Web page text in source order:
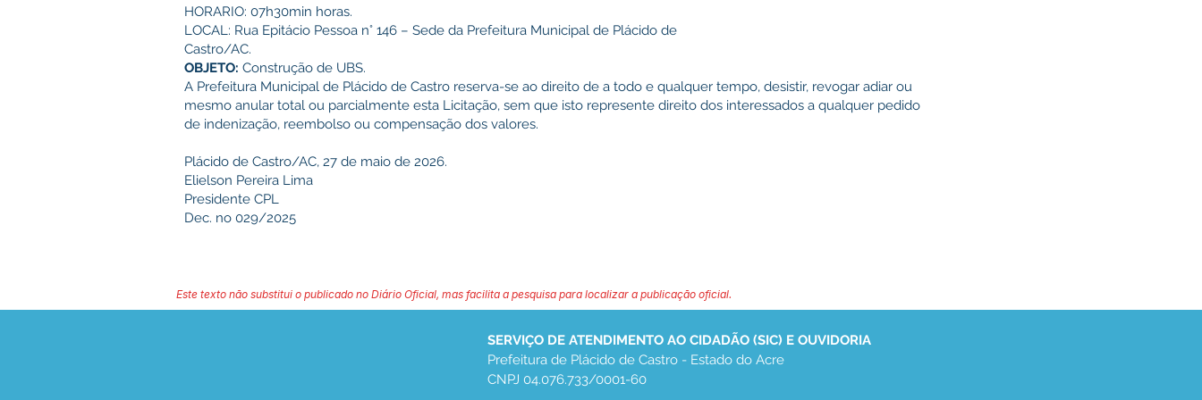
HORARIO: 07h30min horas.
LOCAL: Rua Epitácio Pessoa n° 146 – Sede da Prefeitura Municipal de Plácido de
Castro/AC.
OBJETO: Construção de UBS.
A Prefeitura Municipal de Plácido de Castro reserva-se ao direito de a todo e qualquer tempo, desistir, revogar adiar ou
mesmo anular total ou parcialmente esta Licitação, sem que isto represente direito dos interessados a qualquer pedido
de indenização, reembolso ou compensação dos valores.
Plácido de Castro/AC, 27 de maio de 2026.
Elielson Pereira Lima
Presidente CPL
Dec. no 029/2025
Este texto não substitui o publicado no Diário Oficial, mas facilita a pesquisa para localizar a publicação oficial.
SERVIÇO DE ATENDIMENTO AO CIDADÃO (SIC) E OUVIDORIA
Prefeitura de Plácido de Castro - Estado do Acre
CNPJ 04.076.733/0001-60